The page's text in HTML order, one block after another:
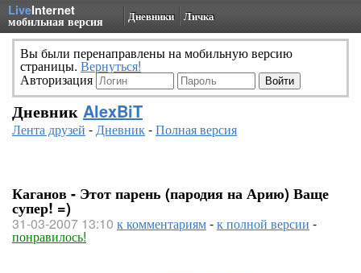
LiveInternet
мобильная версия Дневники Личка
Вы были перенаправлены на мобильную версию
страницы. Вернуться!
Авторизация
Дневник AlexBiT
Лента друзей -Дневник-Полная версия
Каганов - Этот парень (пародия на Арию) Ваще
супер! =)
31-03-2007 13:10 к комментариям-к полной версии -
понравилось!